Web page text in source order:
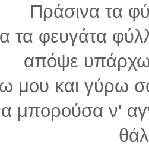
Πράσινα τα
τα φευγάτα
απόψε
μου και γύρω
μπορούσα ν'